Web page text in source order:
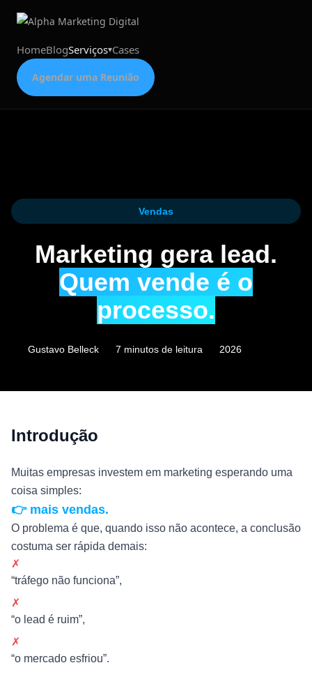
HomeBlogServiços Cases
Agendar uma Reunião
Vendas
Marketing gera lead.
Quem vende é o
processo.
Gustavo Belleck 7 minutos de leitura 2026
Introdução
Muitas empresas investem em marketing esperando uma
coisa simples:
👉 mais vendas.
O problema é que, quando isso não acontece, a conclusão
costuma ser rápida demais:
✗
“tráfego não funciona”,
✗
“o lead é ruim”,
✗
“o mercado esfriou”.